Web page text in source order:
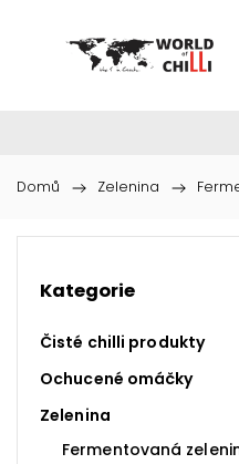
Domů / Zelenina /
Kategorie
Čisté chilli produkty
Ochucené omáčky
Zelenina
Fermentovaná